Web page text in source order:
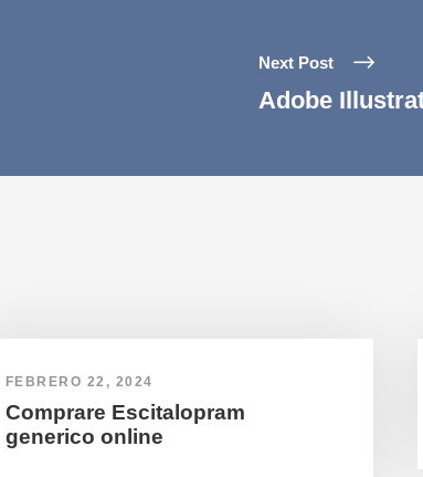
Next Post
Adobe
FEBRERO 22, 2024
Comprare Escitalopram
generico online